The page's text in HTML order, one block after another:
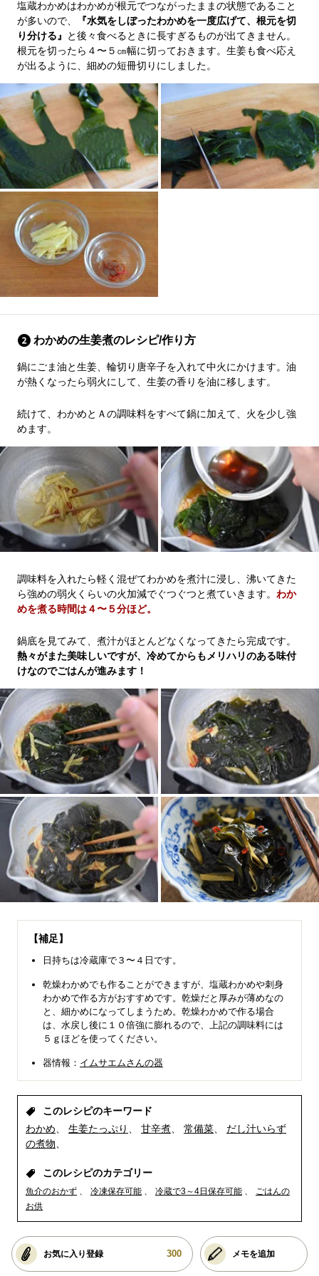
塩蔵わかめはわかめが根元でつながったままの状態であること
が多いので、
『水気をしぼったわかめを一度広げて、根元を切
り分ける』
と後々食べるときに長すぎるものが出てきません。
根元を切ったら４〜５㎝幅に切っておきます。生姜も食べ応え
が出るように、細めの短冊切りにしました。
わかめの生姜煮のレシピ/作り方
鍋にごま油と生姜、輪切り唐辛子を入れて中火にかけます。油
が熱くなったら弱火にして、生姜の香りを油に移します。
続けて、わかめとＡの調味料をすべて鍋に加えて、火を少し強
めます。
調味料を入れたら軽く混ぜてわかめを煮汁に浸し、沸いてきた
ら強めの弱火くらいの火加減でぐつぐつと煮ていきます。 わか
めを煮る時間は４〜５分ほど。
鍋底を見てみて、煮汁がほとんどなくなってきたら完成です。
熱々がまた美味しいですが、冷めてからもメリハリのある味付
けなのでごはんが進みます！
【補足】
日持ちは冷蔵庫で３〜４日です。
乾燥わかめでも作ることができますが、塩蔵わかめや刺身
わかめで作る方がおすすめです。乾燥だと厚みが薄めなの
と、細かめになってしまうため。乾燥わかめで作る場合
は、水戻し後に１０倍強に膨れるので、上記の調味料には
５ｇほどを使ってください。
器情報： イムサエムさんの器
このレシピのキーワード
わかめ
生姜たっぷり 甘辛煮 常備菜
だし汁いらず
の煮物
このレシピのカテゴリー
魚介のおかず 冷凍保存可能 冷蔵で3～4日保存可能
ごはんの
お供
お気に入り登録 300 メモを追加